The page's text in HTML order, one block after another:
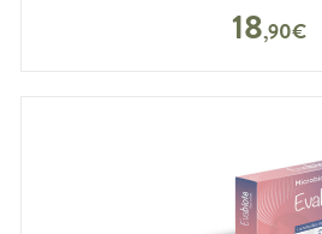
18,90€